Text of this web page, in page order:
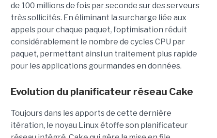
de 100 millions de fois par seconde sur des serveurs
très sollicités. En éliminant la surcharge liée aux
appels pour chaque paquet, l’optimisation réduit
considérablement le nombre de cycles CPU par
paquet, permettant ainsi un traitement plus rapide
pour les applications gourmandes en données.
Evolution du planificateur réseau Cake
Toujours dans les apports de cette dernière
itération, le noyau Linux étoffe son planificateur